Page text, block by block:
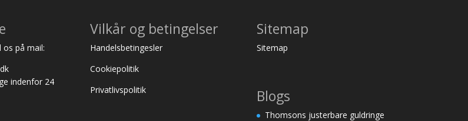
os på mail:
indenfor 24
Vilkår og betingelser
Handelsbetingesler
Cookiepolitik
Privatlivspolitik
Sitemap
Sitemap
Blogs
Thomsons justerbare guldringe